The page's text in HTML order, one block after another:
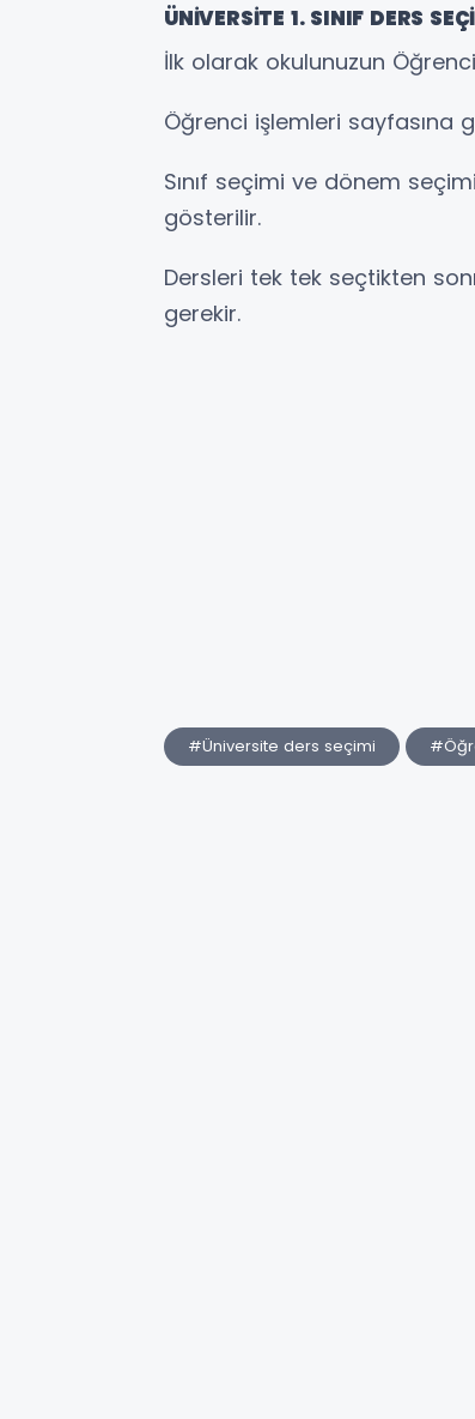
ÜNİVERSİTE 1. SINIF DERS
İlk olarak okulunuzun
Öğrenci işlemleri sayfasına
Sınıf seçimi ve dönem
gösterilir.
Dersleri tek tek seçtikten
gerekir.
#Üniversite ders seçimi